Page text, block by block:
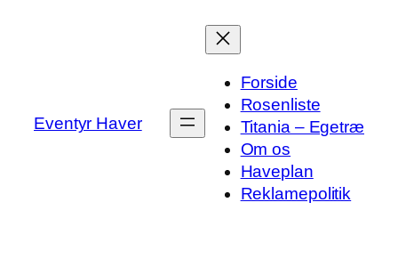
Eventyr Haver
Forside
Rosenliste
Titania – Egetræ
Om os
Haveplan
Reklamepolitik